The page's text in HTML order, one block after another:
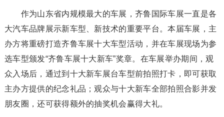
作为山东省内规模最大的车展，齐鲁国际车展一直是各
大汽车品牌展示新车型、新技术的重要平台。本届车展，主
办方将重磅打造齐鲁车展十大车型活动，并在车展现场为参
选车型颁发“齐鲁车展十大新车”奖章。在车展举办期间，观
众入场后，通过到十大新车展台车型前拍照打卡，即可获取
主办方提供的纪念礼品；观众与十大新车全部拍照合影并发
朋友圈，还可获得额外的抽奖机会赢得大礼。